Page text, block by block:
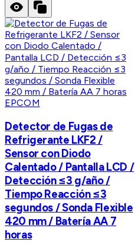
EPCOM
Detector de Fugas de
Refrigerante LKF2 /
Sensor con Diodo
Calentado / Pantalla LCD /
Detección ≤3 g/año /
Tiempo Reacción ≤3
segundos / Sonda Flexible
420 mm / Batería AA 7
horas